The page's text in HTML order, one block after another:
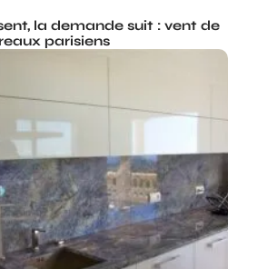
la demande suit : vent de
parisiens